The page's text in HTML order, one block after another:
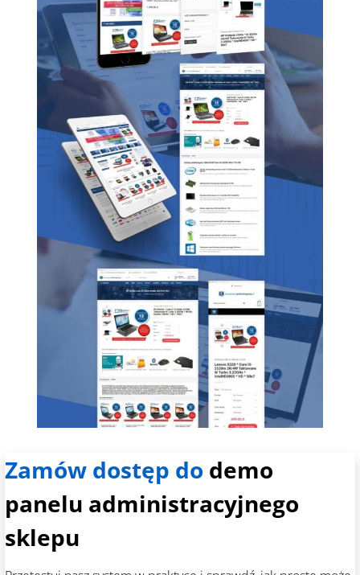
Zamów dostęp do demo
panelu administracyjnego
sklepu